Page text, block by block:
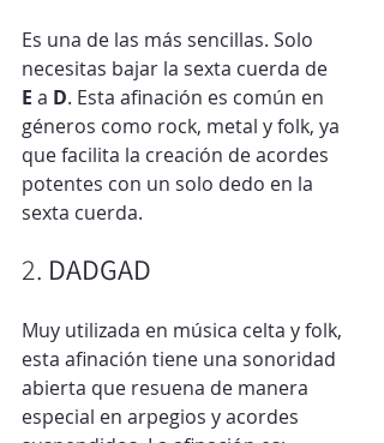
Es una de las más sencillas. Solo
necesitas bajar la sexta cuerda de
E a D. Esta afinación es común en
géneros como rock, metal y folk, ya
que facilita la creación de acordes
potentes con un solo dedo en la
sexta cuerda.
2. DADGAD
Muy utilizada en música celta y folk,
esta afinación tiene una sonoridad
abierta que resuena de manera
especial en arpegios y acordes